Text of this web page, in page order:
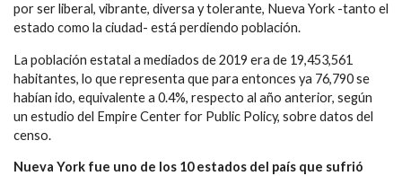
por ser liberal, vibrante, diversa y tolerante, Nueva York -tanto el
estado como la ciudad- está perdiendo población.
La población estatal a mediados de 2019 era de 19,453,561
habitantes, lo que representa que para entonces ya 76,790 se
habían ido, equivalente a 0.4%, respecto al año anterior, según
un estudio del Empire Center for Public Policy, sobre datos del
censo.
Nueva York fue uno de los 10 estados del país que sufrió